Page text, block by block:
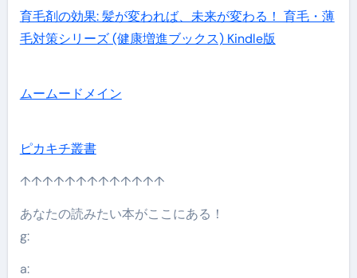
育毛剤の効果: 髪が変われば、未来が変わる！ 育毛・薄
毛対策シリーズ (健康増進ブックス) Kindle版
ムームードメイン
ピカキチ叢書
↑↑↑↑↑↑↑↑↑↑↑↑↑
あなたの読みたい本がここにある！
g:
a: